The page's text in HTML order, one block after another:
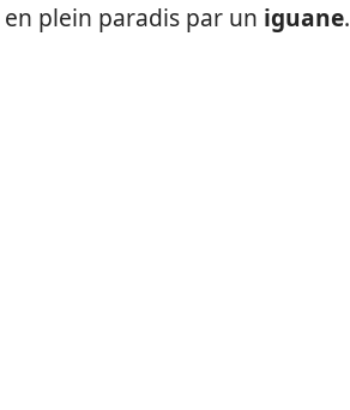
en plein paradis par un iguane.